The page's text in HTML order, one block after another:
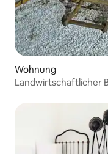
Wohnung
Landwirtschaftlicher